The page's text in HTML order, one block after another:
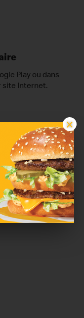
×
Play ou dans
site Internet.
disponibilité du
de restaurants